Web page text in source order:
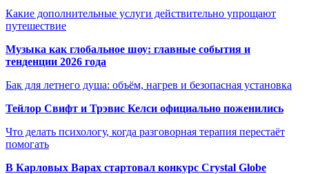
Какие дополнительные услуги действительно упрощают
путешествие
Музыка как глобальное шоу: главные события и
тенденции 2026 года
Бак для летнего душа: объём, нагрев и безопасная установка
Тейлор Свифт и Трэвис Келси официально поженились
Что делать психологу, когда разговорная терапия перестаёт
помогать
В Карловых Варах стартовал конкурс Crystal Globe